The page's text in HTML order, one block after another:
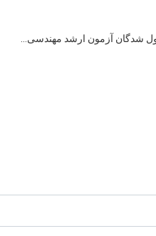
شدگان آزمون ارشد مهندسی…